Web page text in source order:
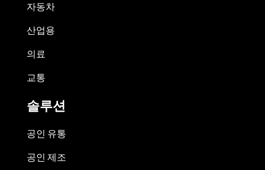
자동차
산업용
의료
교통
솔루션
공인 유통
공인 제조